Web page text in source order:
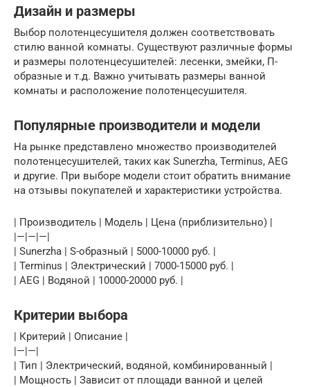
Дизайн и размеры
Выбор полотенцесушителя должен соответствовать
стилю ванной комнаты. Существуют различные формы
и размеры полотенцесушителей: лесенки, змейки, П-
образные и т.д. Важно учитывать размеры ванной
комнаты и расположение полотенцесушителя.
Популярные производители и модели
На рынке представлено множество производителей
полотенцесушителей, таких как Sunerzha, Terminus, AEG
и другие. При выборе модели стоит обратить внимание
на отзывы покупателей и характеристики устройства.
| Производитель | Модель | Цена (приблизительно) |
|—|—|—|
| Sunerzha | S-образный | 5000-10000 руб. |
| Terminus | Электрический | 7000-15000 руб. |
| AEG | Водяной | 10000-20000 руб. |
Критерии выбора
| Критерий | Описание |
|—|—|
| Тип | Электрический, водяной, комбинированный |
| Мощность | Зависит от площади ванной и целей